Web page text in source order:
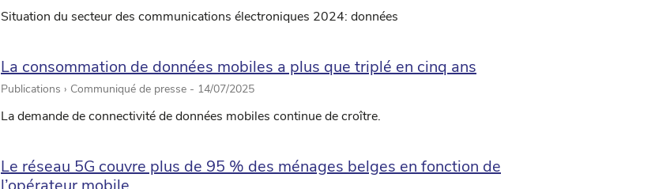
Situation du secteur des communications électroniques 2024: données
La consommation de données mobiles a plus que triplé en cinq ans
Publications › Communiqué de presse - 14/07/2025
La demande de connectivité de données mobiles continue de croître.
Le réseau 5G couvre plus de 95 % des ménages belges en fonction de